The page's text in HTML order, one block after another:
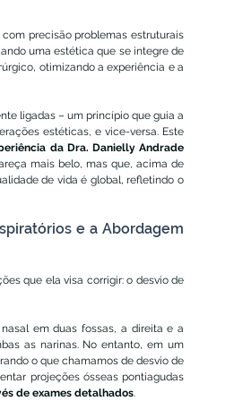
precisão problemas estruturais
uma estética que se integre de
otimizando a experiência e a
ligadas – um princípio que guia a
estéticas, e vice-versa. Este
da Dra. Danielly Andrade
mais belo, mas que, acima de
de vida é global, refletindo o
e a Abordagem
que ela visa corrigir: o desvio de
em duas fossas, a direita e a
as narinas. No entanto, em um
o que chamamos de desvio de
projeções ósseas pontiagudas
de exames detalhados.